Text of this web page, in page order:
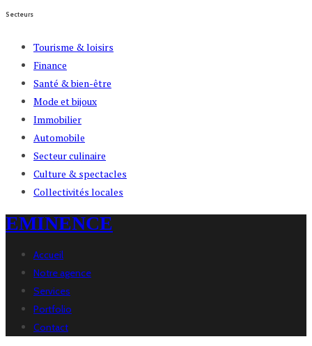
Secteurs
Tourisme & loisirs
Finance
Santé & bien-être
Mode et bijoux
Immobilier
Automobile
Secteur culinaire
Culture & spectacles
Collectivités locales
EMINENCE
Accueil
Notre agence
Services
Portfolio
Contact